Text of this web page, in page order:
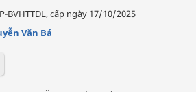
BVHTTDL, cấp ngày 17/10/2025
Văn Bá